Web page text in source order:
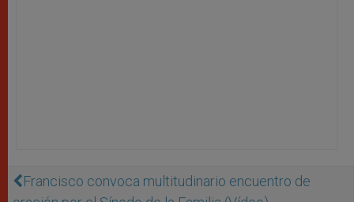
Francisco convoca multitudinario encuentro de